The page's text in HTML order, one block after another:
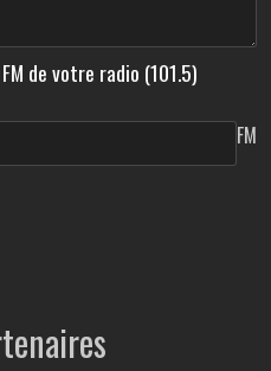
de votre radio (101.5)
FM